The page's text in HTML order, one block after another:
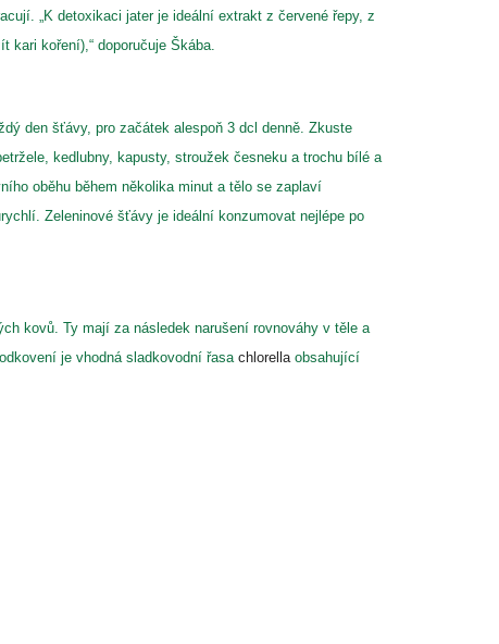
„K detoxikaci jater je ideální extrakt z červené řepy, z
kari koření),“ doporučuje Škába.
den šťávy, pro začátek alespoň 3 dcl denně. Zkuste
kedlubny, kapusty, stroužek česneku a trochu bílé a
oběhu během několika minut a tělo se zaplaví
Zeleninové šťávy je ideální konzumovat nejlépe po
kovů. Ty mají za následek narušení rovnováhy v těle a
je vhodná sladkovodní řasachlorellaobsahující